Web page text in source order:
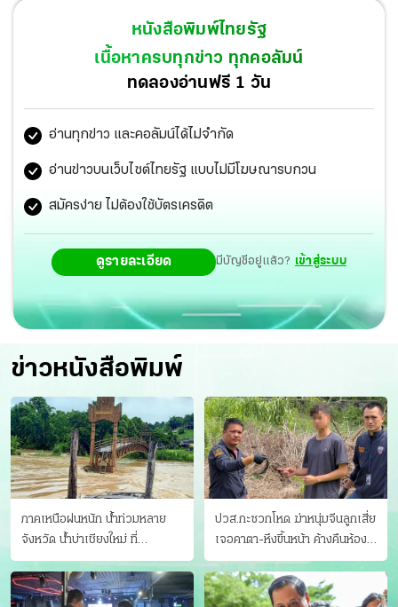
ปาดหน้า เปิดปฏิบัติการอุ้มสองนักท่องเที่ยวพร้อมโชเฟอร์ไป
รีดเงิน 7 แสนบาท ที่เซฟเฮาส์ เบื้องต้นตำรวจบก.สส.ภ.2 ไล่
กล้องวงจรปิด พบตำรวจชั้นประทวนรวมอยู่ด้วย อยู่ระหว่าง
เค้นสอบขยายผล
หนังสือพิมพ์ไทยรัฐ
เนื้อหาครบทุกข่าว ทุกคอลัมน์
ทดลองอ่านฟรี 1 วัน
อ่านทุกข่าว และคอลัมน์ได้ไม่จำกัด
อ่านข่าวบนเว็บไซต์ไทยรัฐ แบบไม่มีโฆษณารบกวน
สมัครง่าย ไม่ต้องใช้บัตรเครดิต
ดูรายละเอียด มีบัญชีอยู่แล้ว? เข้าสู่ระบบ
ข่าวหนังสือพิมพ์
ภาคเหนือฝนหนัก น้ำท่วมหลาย
จังหวัด นํ้าบ่าเชียงใหม่ ที่
แม่ฮ่องสอน ซัดสะพานขาด
ปวส.กะซวกโหด ฆ่าหนุ่มจีนลูกเสี่ย
เจอคาตา-หึงขึ้นหน้า ค้างคืนห้อง
แฟนสาว